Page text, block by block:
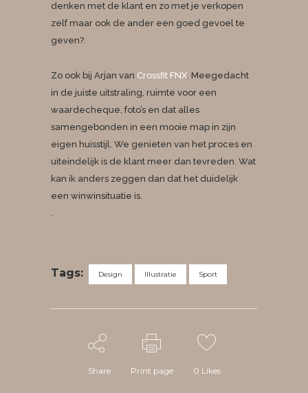
denken met de klant en zo met je verkopen
zelf maar ook de ander een goed gevoel te
geven?.
Zo ook bij Arjan van Crossfit FNX. Meegedacht
in de juiste uitstraling, ruimte voor een
waardecheque, foto’s en dat alles
samengebonden in een mooie map in zijn
eigen huisstijl. We genieten van het proces en
uiteindelijk is de klant meer dan tevreden. Wat
kan ik anders zeggen dan dat het duidelijk
een winwinsituatie is.
.
Tags: Design Illustratie Sport
Share Print page 0 Likes